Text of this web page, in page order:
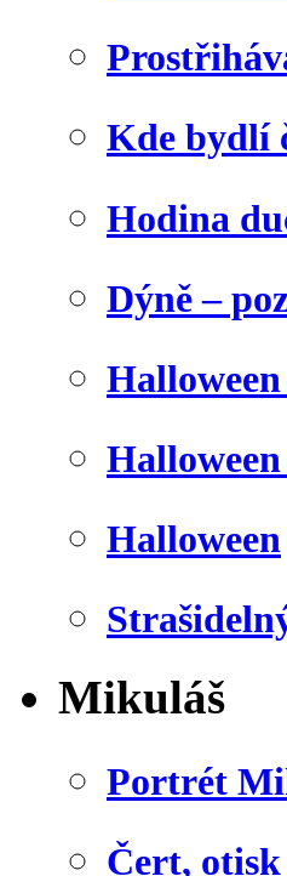
Kde bydlí
Hodina
Dýně –
Halloween
Halloween
Mikuláš
Portrét
Čert,